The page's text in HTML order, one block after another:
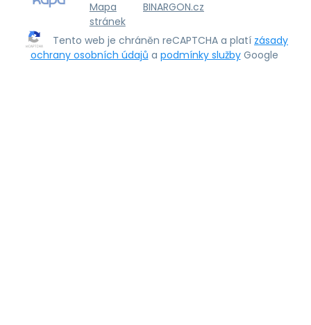
Mapa
stránek
BINARGON.cz
Tento web je chráněn reCAPTCHA a platí zásady
ochrany osobních údajů a podmínky služby Google